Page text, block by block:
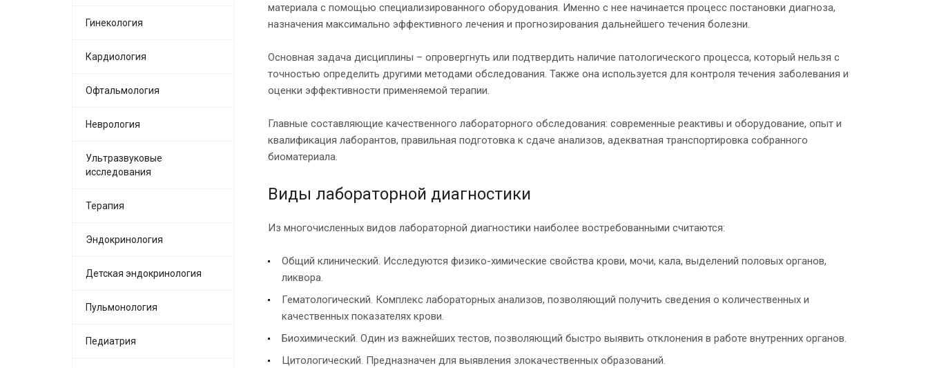
материала с помощью специализированного оборудования. Именно с нее начинается процесс постановки диагноза,
назначения максимально эффективного лечения и прогнозирования дальнейшего течения болезни.
Основная задача дисциплины – опровергнуть или подтвердить наличие патологического процесса, который нельзя с
точностью определить другими методами обследования. Также она используется для контроля течения заболевания и
оценки эффективности применяемой терапии.
Главные составляющие качественного лабораторного обследования: современные реактивы и оборудование, опыт и
квалификация лаборантов, правильная подготовка к сдаче анализов, адекватная транспортировка собранного
биоматериала.
Виды лабораторной диагностики
Из многочисленных видов лабораторной диагностики наиболее востребованными считаются:
Общий клинический. Исследуются физико-химические свойства крови, мочи, кала, выделений половых органов,
ликвора.
Гематологический. Комплекс лабораторных анализов, позволяющий получить сведения о количественных и
качественных показателях крови.
Биохимический. Один из важнейших тестов, позволяющий быстро выявить отклонения в работе внутренних органов.
Цитологический. Предназначен для выявления злокачественных образований.
Гинекология
Кардиология
Офтальмология
Неврология
Ультразвуковые
исследования
Терапия
Эндокринология
Детская эндокринология
Пульмонология
Педиатрия